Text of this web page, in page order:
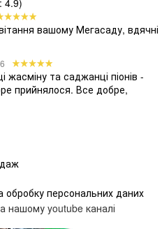
вашому Мегасаду, вдячні
та саджанці піонів -
прийнялося. Все добре,
обробку персональних даних
нашому youtube каналі